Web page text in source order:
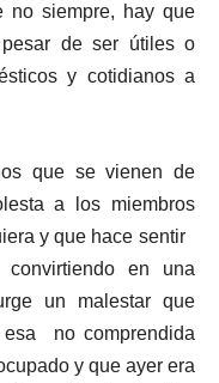
no siempre, hay que
de ser útiles o
y cotidianos a
que se vienen de
a los miembros
y que hace sentir
en una
un malestar que
no comprendida
y que ayer era